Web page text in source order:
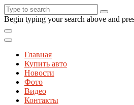
Begin typing your search above and
Главная
Купить авто
Новости
Фото
Видео
Контакты